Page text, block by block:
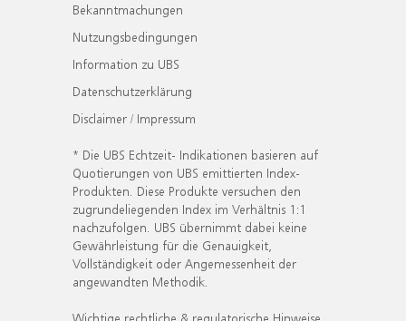
Bekanntmachungen
Nutzungsbedingungen
Information zu UBS
Datenschutzerklärung
Disclaimer / Impressum
* Die UBS Echtzeit- Indikationen basieren auf
Quotierungen von UBS emittierten Index-
Produkten. Diese Produkte versuchen den
zugrundeliegenden Index im Verhältnis 1:1
nachzufolgen. UBS übernimmt dabei keine
Gewährleistung für die Genauigkeit,
Vollständigkeit oder Angemessenheit der
angewandten Methodik.